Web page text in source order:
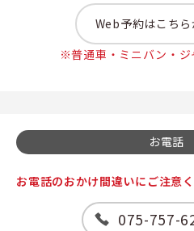
Web予約はこちら
※普通車・ミニバン・ジ
お電話
お電話のおかけ間違いにご注意
075-757-